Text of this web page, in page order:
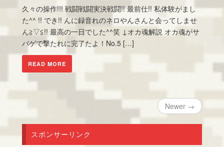
久々の操作!!! 戦闘戦闘実決戦闘!! 最前仕!! 私体験がまし
た^^ !! でき!! んに録音れのネロやんさんと会ってしませ
ん≧▽≦!! 最高の一日でした^^笑 ↓オカ魂解説 オカ魂がサ
バゲで撃たれに完了たよ！No.5 […]
READ MORE
Newer →
スポンサーリンク